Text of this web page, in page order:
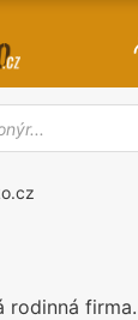
rodinná